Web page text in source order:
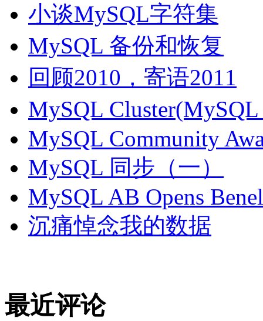
小谈MySQL字符集
MySQL 备份和恢复
回顾2010，寄语2011
MySQL
MySQL Community
MySQL 同步（一）
MySQL AB Opens
沉痛悼念我的数据
最近评论